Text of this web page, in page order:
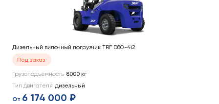
Дизельный вилочный погрузчик TRF D80-4i2
Под заказ
Грузоподъемность 8000 кг
Тип двигателя дизельный
От 6 174 000 ₽